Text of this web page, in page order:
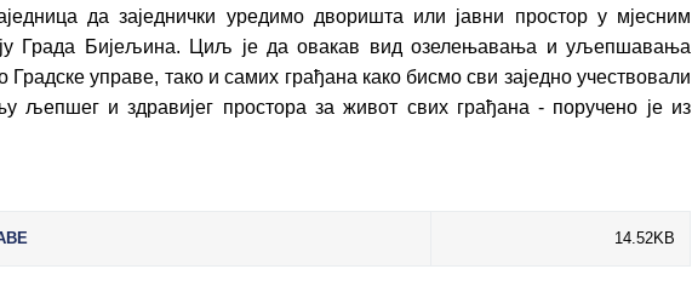
да заједнички уредимо дворишта или јавни простор у мјесним
Града Бијељина. Циљ је да овакав вид озелењавања и уљепшавања
Градске управе, тако и самих грађана како бисмо сви заједно учествовали
љепшег и здравијег простора за живот свих грађана - поручено је из
14.52KB